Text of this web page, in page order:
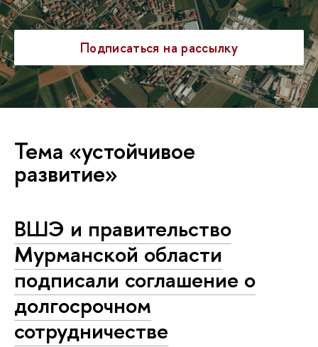
Подписаться на рассылку
Тема «устойчивое
развитие»
ВШЭ и правительство
Мурманской области
подписали соглашение о
долгосрочном
сотрудничестве